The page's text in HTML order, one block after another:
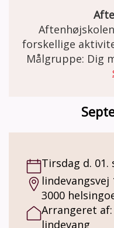
forskellige
demens
Målgruppe: Dig
Tirsdag d.
lindevangsvej
3000
Arrangeret af:
lindevang